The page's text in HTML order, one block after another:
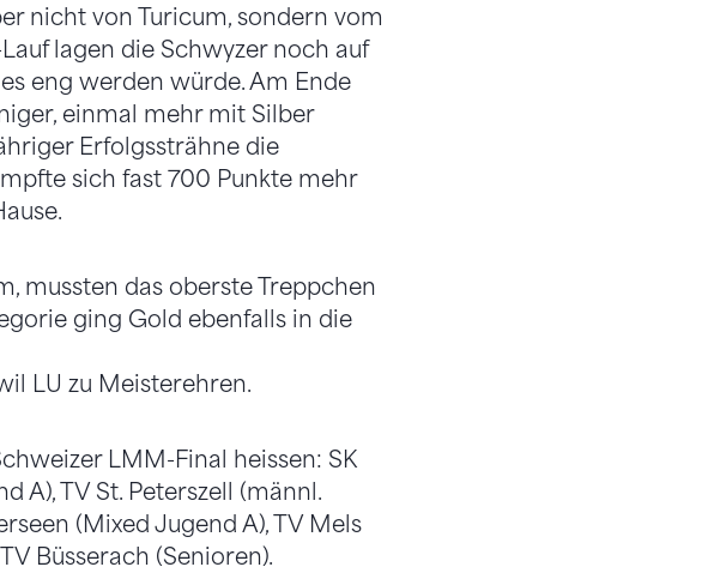
nicht von Turicum, sondern vom
lagen die Schwyzer noch auf
eng werden würde. Am Ende
einmal mehr mit Silber
Erfolgssträhne die
sich fast 700 Punkte mehr
mussten das oberste Treppchen
ging Gold ebenfalls in die
LU zu Meisterehren.
LMM-Final heissen: SK
A), TV St. Peterszell (männl.
(Mixed Jugend A), TV Mels
Büsserach (Senioren).